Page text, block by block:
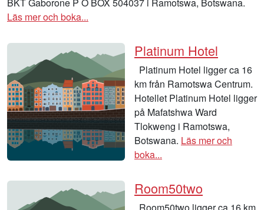
BKT Gaborone P O BOX 504037 i Ramotswa, Botswana.
Läs mer och boka...
Platinum Hotel
Platinum Hotel ligger ca 16
km från Ramotswa Centrum.
Hotellet Platinum Hotel ligger
på Mafatshwa Ward
Tlokweng i Ramotswa,
Botswana. Läs mer och
boka...
Room50two